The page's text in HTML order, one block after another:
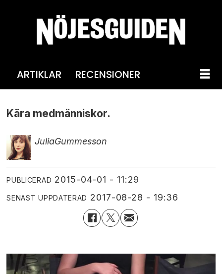
ARTIKLAR RECENSIONER
Kära medmänniskor.
JuliaGummesson
PUBLICERAD 2015-04-01 - 11:29
SENAST UPPDATERAD 2017-08-28 - 19:36